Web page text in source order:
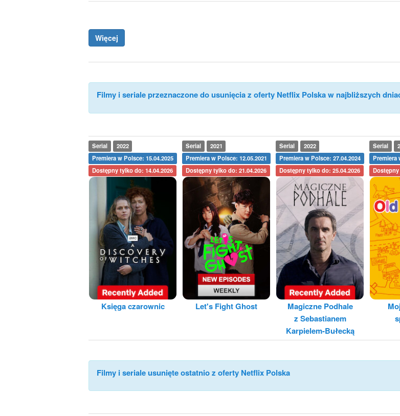
Więcej
Filmy i seriale przeznaczone do usunięcia z oferty Netflix Polska w najbliższych
Serial
2022
Premiera w Polsce: 15.04.2025
Dostępny tylko do: 14.04.2026
Księga czarownic
Serial
2021
Premiera w Polsce: 12.05.2021
Dostępny tylko do: 21.04.2026
Let's Fight Ghost
Serial
2022
Premiera w Polsce: 27.04.2024
Dostępny tylko do: 25.04.2026
Magiczne Podhale
z Sebastianem
Karpielem-Bułecką
Serial
Premiera
Dostępny
Filmy i seriale usunięte ostatnio z oferty Netflix Polska